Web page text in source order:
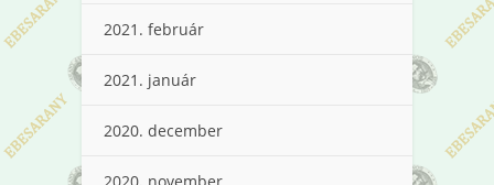
2021. február
2021. január
2020. december